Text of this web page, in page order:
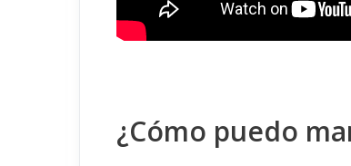
¿Cómo puedo